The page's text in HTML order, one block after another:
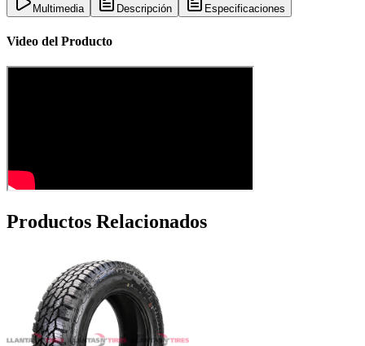
Multimedia Descripción Especificaciones
Video del Producto
Productos Relacionados